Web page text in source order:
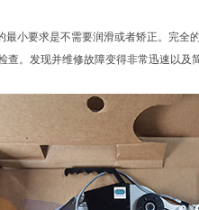
小要求是不需要润滑或者矫正。完全
。发现并维修故障变得非常迅速以及简